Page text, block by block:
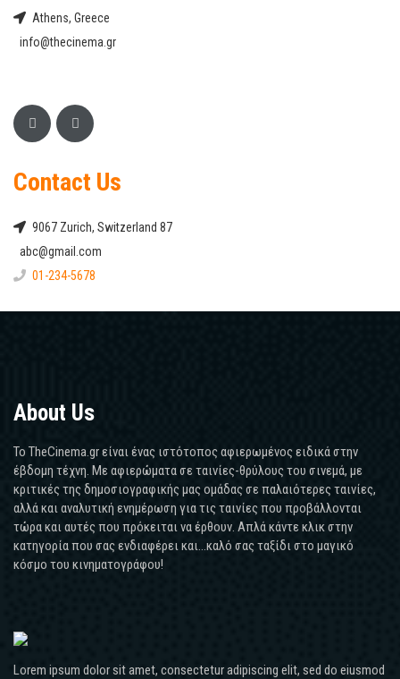
Athens, Greece
info@thecinema.gr
Contact Us
9067 Zurich, Switzerland 87
abc@gmail.com
01-234-5678
About Us
Το TheCinema.gr είναι ένας ιστότοπος αφιερωμένος ειδικά στην
έβδομη τέχνη. Με αφιερώματα σε ταινίες-θρύλους του σινεμά, με
κριτικές της δημοσιογραφικής μας ομάδας σε παλαιότερες ταινίες,
αλλά και αναλυτική ενημέρωση για τις ταινίες που προβάλλονται
τώρα και αυτές που πρόκειται να έρθουν. Απλά κάντε κλικ στην
κατηγορία που σας ενδιαφέρει και...καλό σας ταξίδι στο μαγικό
κόσμο του κινηματογράφου!
Lorem ipsum dolor sit amet, consectetur adipiscing elit, sed do eiusmod